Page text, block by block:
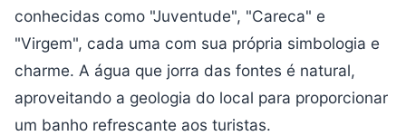
conhecidas como "Juventude", "Careca" e
"Virgem", cada uma com sua própria simbologia e
charme. A água que jorra das fontes é natural,
aproveitando a geologia do local para proporcionar
um banho refrescante aos turistas.